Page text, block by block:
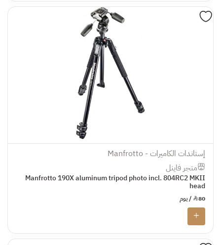
إستاندات الكاميرات - Manfrotto
متجر فاينل
Manfrotto 190X aluminum tripod photo incl. 804RC2 MKII
head
80
¥ / يوم